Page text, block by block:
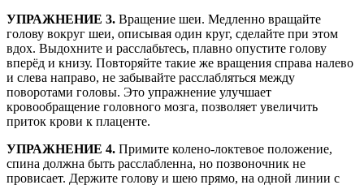
УПРАЖНЕНИЕ 3. Вращение шеи. Медленно вращайте
голову вокруг шеи, описывая один круг, сделайте при этом
вдох. Выдохните и расслабьтесь, плавно опустите голову
вперёд и книзу. Повторяйте такие же вращения справа налево
и слева направо, не забывайте расслабляться между
поворотами головы. Это упражнение улучшает
кровообращение головного мозга, позволяет увеличить
приток крови к плаценте.
УПРАЖНЕНИЕ 4. Примите колено-локтевое положение,
спина должна быть расслабленна, но позвоночник не
провисает. Держите голову и шею прямо, на одной линии с